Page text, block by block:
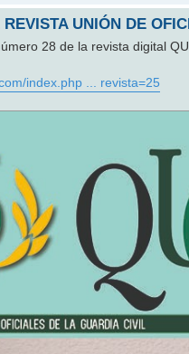
UNIÓN DE
28 de la revista digital
index.php ... revista=25